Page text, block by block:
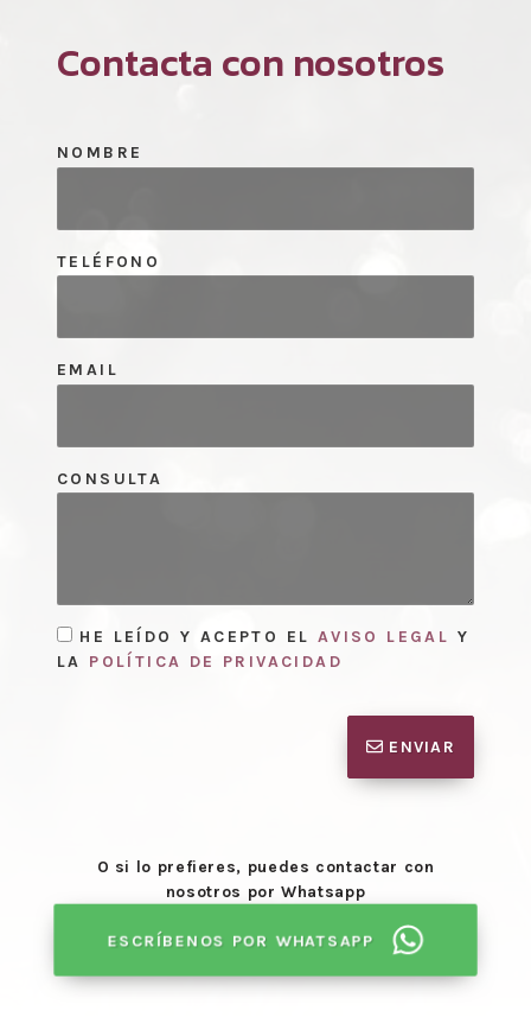
Contacta con nosotros
NOMBRE
TELÉFONO
EMAIL
CONSULTA
HE LEÍDO Y ACEPTO EL AVISO LEGAL Y
LA POLÍTICA DE PRIVACIDAD
ENVIAR
O si lo prefieres, puedes contactar con
nosotros por Whatsapp
ESCRÍBENOS POR WHATSAPP